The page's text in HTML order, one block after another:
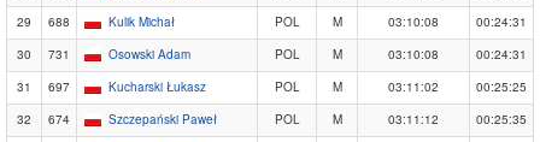
29
688 Kulik Michał POL M 03:10:08
00:24:31
30
731 Osowski Adam POL M 03:10:08
00:24:31
31
697 Kucharski Łukasz POL M 03:11:02
00:25:25
32
674 Szczepański Paweł POL M 03:11:12
00:25:35